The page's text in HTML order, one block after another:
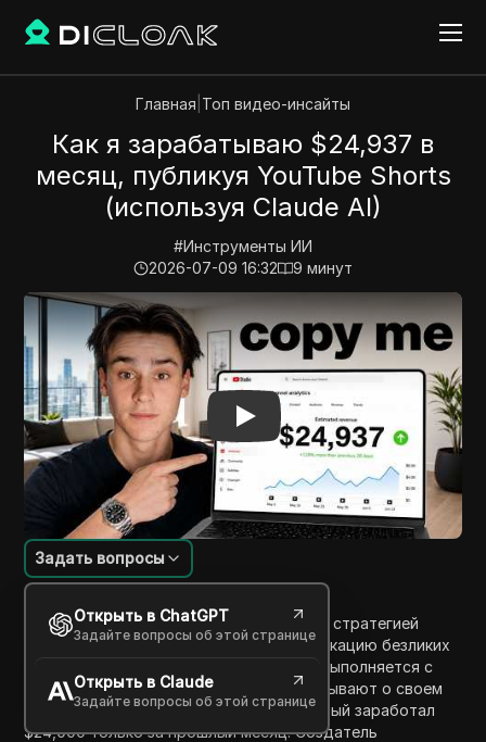
Главная Топ видео-инсайты
Как я зарабатываю $24,937 в
месяц, публикуя YouTube Shorts
(используя Claude AI)
#Инструменты ИИ
2026-07-09 16:32
9 минут
Play Video:Как я зарабатываю $24,937 в месяц,
Введение в содержание
Задать вопросы
Открыть в ChatGPT
Задайте вопросы об этой странице
Открыть в Claude
Задайте вопросы об этой странице
В этом видео создатель делится своей стратегией
заработка $20,000 в месяц через публикацию безликих
YouTube shorts, при этом 90% работы выполняется с
помощью Claude AI. Они кратко рассказывают о своем
успехе с одним из своих каналов, который заработал
$24,000 только за прошлый месяц. Создатель